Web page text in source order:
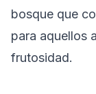
bosque que
para aquellos
frutosidad.